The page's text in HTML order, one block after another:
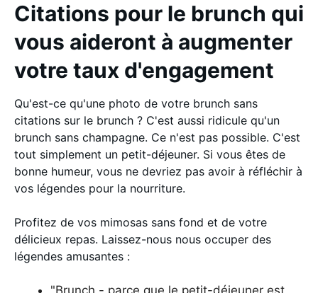
Citations pour le brunch qui
vous aideront à augmenter
votre taux d'engagement
Qu'est-ce qu'une photo de votre brunch sans
citations sur le brunch ? C'est aussi ridicule qu'un
brunch sans champagne. Ce n'est pas possible. C'est
tout simplement un petit-déjeuner. Si vous êtes de
bonne humeur, vous ne devriez pas avoir à réfléchir à
vos légendes pour la nourriture.
Profitez de vos mimosas sans fond et de votre
délicieux repas. Laissez-nous nous occuper des
légendes amusantes :
"Brunch - parce que le petit-déjeuner est